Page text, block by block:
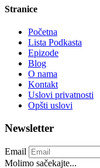
Stranice
Početna
Lista Podkasta
Epizode
Blog
O nama
Kontakt
Uslovi privatnosti
Opšti uslovi
Newsletter
Email
Molimo sačekajte...